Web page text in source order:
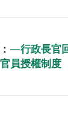
—行政長官
官員授權制